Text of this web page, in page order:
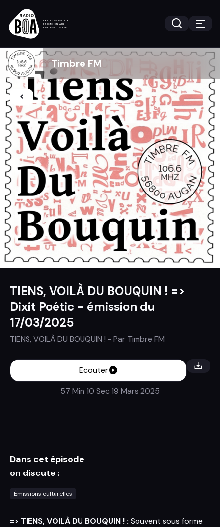
Timbre FM
TIENS, VOILÀ DU BOUQUIN ! =>
Dixit Poétic - émission du
17/03/2025
TIENS, VOILÀ DU BOUQUIN ! - Par Timbre FM
Ecouter
57 Min 10 Sec 19 Mars 2025
Dans cet épisode
on discute :
Émissions culturelles
=> TIENS, VOILÀ DU BOUQUIN ! : Souvent sous forme